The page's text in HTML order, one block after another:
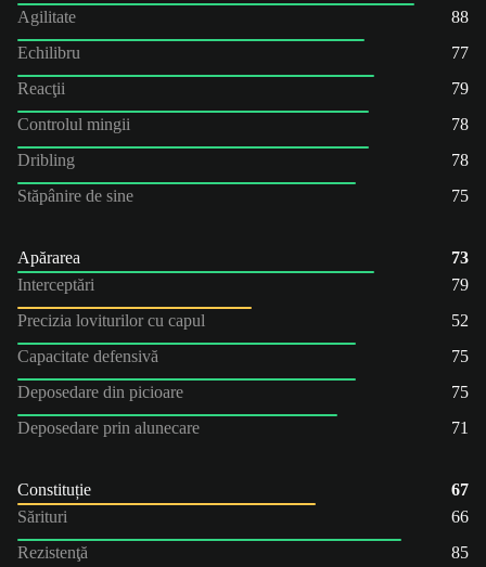
Agilitate
88
Echilibru
77
Reacţii
79
Controlul mingii
78
Dribling
78
Stăpânire de sine
75
Apărarea
73
Interceptări
79
Precizia loviturilor cu capul
52
Capacitate defensivă
75
Deposedare din picioare
75
Deposedare prin alunecare
71
Constituție
67
Sărituri
66
Rezistenţă
85